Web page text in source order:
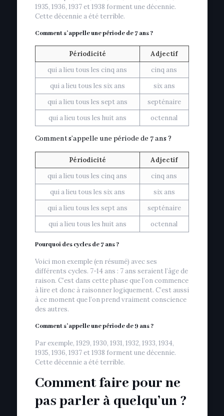
1935, 1936, 1937 et 1938 forment une décennie.
Cette décennie a été terrible.
Comment s’appelle une période de 7 ans ?
Périodicité
Adjectif
qui a lieu tous les cinq ans
cinq ans
qui a lieu tous les six ans
six ans
qui a lieu tous les sept ans
septénaire
qui a lieu tous les huit ans
octennal
Comment s’appelle une période de 7 ans ?
Périodicité
Adjectif
qui a lieu tous les cinq ans
cinq ans
qui a lieu tous les six ans
six ans
qui a lieu tous les sept ans
septénaire
qui a lieu tous les huit ans
octennal
Pourquoi des cycles de 7 ans ?
Voici mon exemple (en résumé) avec ses
différents cycles. 7-14 ans : 7 ans seraient l’âge de
raison. C’est dans cette phase que l’on commence
à lire et donc à raisonner logiquement. C’est aussi
à ce moment que l’on prend vraiment conscience
des autres.
Comment s’appelle une période de 9 ans ?
Par exemple, 1929, 1930, 1931, 1932, 1933, 1934,
1935, 1936, 1937 et 1938 forment une décennie.
Cette décennie a été terrible.
Comment faire pour ne
pas parler à quelqu’un ?